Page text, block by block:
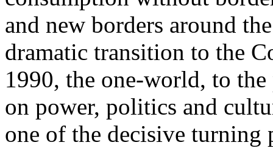
and new borders around
dramatic transition to the
1990, the one-world, to the
on power, politics and
one of the decisive turning